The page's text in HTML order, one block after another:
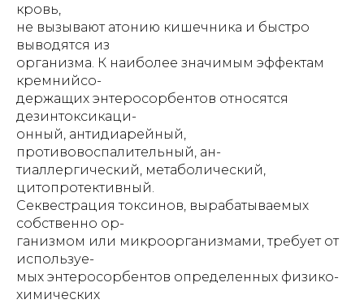
кровь,
не вызывают атонию кишечника и быстро
выводятся из
организма. К наиболее значимым эффектам
кремнийсо-
держащих энтеросорбентов относятся
дезинтоксикаци-
онный, антидиарейный,
противовоспалительный, ан-
тиаллергический, метаболический,
цитопротективный.
Секвестрация токсинов, вырабатываемых
собственно ор-
ганизмом или микроорганизмами, требует от
используе-
мых энтеросорбентов определенных физико-
химических